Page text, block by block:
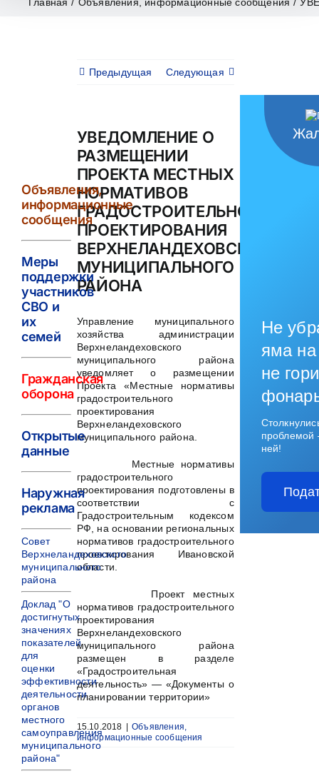
Предыдущая Следующая
УВЕДОМЛЕНИЕ О
РАЗМЕЩЕНИИ
ПРОЕКТА МЕСТНЫХ
НОРМАТИВОВ
ГРАДОСТРОИТЕЛЬНОГО
ПРОЕКТИРОВАНИЯ
ВЕРХНЕЛАНДЕХОВСКОГО
МУНИЦИПАЛЬНОГО
РАЙОНА
Управление муниципального
хозяйства администрации
Верхнеландеховского
муниципального района
уведомляет о размещении
Проекта «Местные нормативы
градостроительного
проектирования
Верхнеландеховского
муниципального района.
Местные нормативы
градостроительного
проектирования подготовлены в
соответствии с
Градостроительным кодексом
РФ, на основании региональных
нормативов градостроительного
проектирования Ивановской
области.
Проект местных
нормативов градостроительного
проектирования
Верхнеландеховского
муниципального района
размещен в разделе
«Градостроительная
деятельность» — «Документы о
планировании территории»
15.10.2018
Объявления,
информационные сообщения
Объявления,
информационные
сообщения
Меры
поддержки
участников
СВО и
их
семей
Гражданская
оборона
Открытые
данные
Наружная
реклама
Совет
Верхнеландеховского
муниципального
района
Доклад "О
достигнутых
значениях
показателей
для
оценки
эффективности
деятельности
органов
местного
самоуправления
муниципального
района"
Не
яма на
не
ней!